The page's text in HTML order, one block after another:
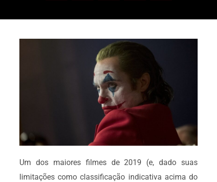
Um dos maiores filmes de 2019 (e, dado suas
limitações como classificação indicativa acima do